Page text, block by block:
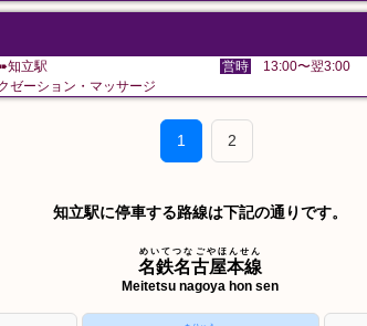
知立駅 営時 13:00〜翌3:00
ゼーション・マッサージ
1 2
知立駅に停車する路線は下記の通りです。
名鉄名古屋本線
めいてつなごやほんせん
Meitetsu nagoya hon sen